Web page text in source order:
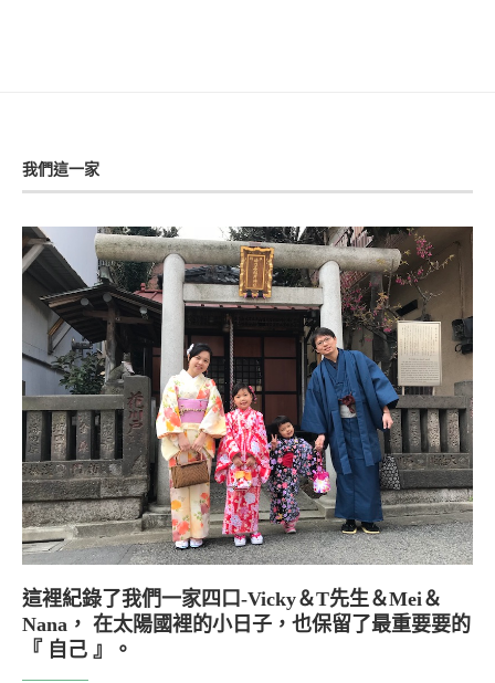
我們這一家
這裡紀錄了我們一家四口-Vicky＆T先生＆Mei＆
Nana， 在太陽國裡的小日子，也保留了最重要要的
『 自己 』。